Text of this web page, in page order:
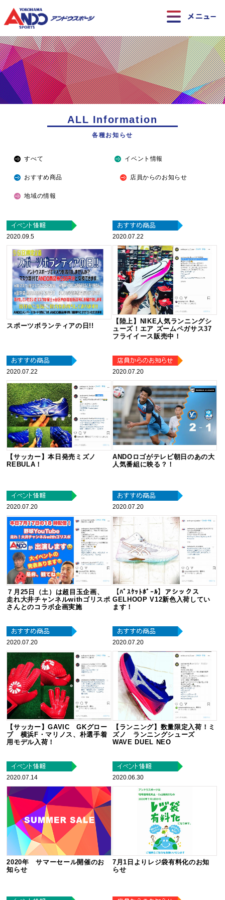
ALL Information
各種お知らせ
すべて イベント情報
おすすめ商品 店員からのお知らせ
地域の情報
2020.09.5
スポーツボランティアの日!!
2020.07.22
【陸上】NIKE人気ランニングシ
ューズ！エア ズームペガサス37
フライイース販売中！
2020.07.22
【サッカー】本日発売ミズノ
REBULA！
2020.07.20
ANDOロゴがテレビ朝日のあの大
人気番組に映る？！
2020.07.20
７月25日（土）は超目玉企画、
走れ大井チャンネルwithゴリスポ
さんとのコラボ企画実施
2020.07.20
【ﾊﾞｽｹｯﾄﾎﾞｰﾙ】アシックス
GELHOOP V12新色入荷してい
ます！
2020.07.20
【サッカー】GAVIC GKグロー
ブ 横浜F・マリノス、朴選手着
用モデル入荷！
2020.07.20
【ランニング】数量限定入荷！ミ
ズノ ランニングシューズ
WAVE DUEL NEO
2020.07.14
2020年 サマーセール開催のお
知らせ
2020.06.30
7月1日よりレジ袋有料化のお知
らせ